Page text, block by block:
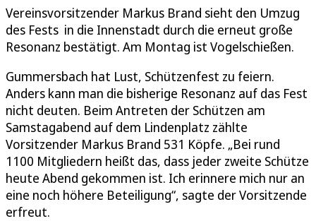
Vereinsvorsitzender Markus Brand sieht den Umzug
des Fests in die Innenstadt durch die erneut große
Resonanz bestätigt. Am Montag ist Vogelschießen.
Gummersbach hat Lust, Schützenfest zu feiern.
Anders kann man die bisherige Resonanz auf das Fest
nicht deuten. Beim Antreten der Schützen am
Samstagabend auf dem Lindenplatz zählte
Vorsitzender Markus Brand 531 Köpfe. „Bei rund
1100 Mitgliedern heißt das, dass jeder zweite Schütze
heute Abend gekommen ist. Ich erinnere mich nur an
eine noch höhere Beteiligung“, sagte der Vorsitzende
erfreut.